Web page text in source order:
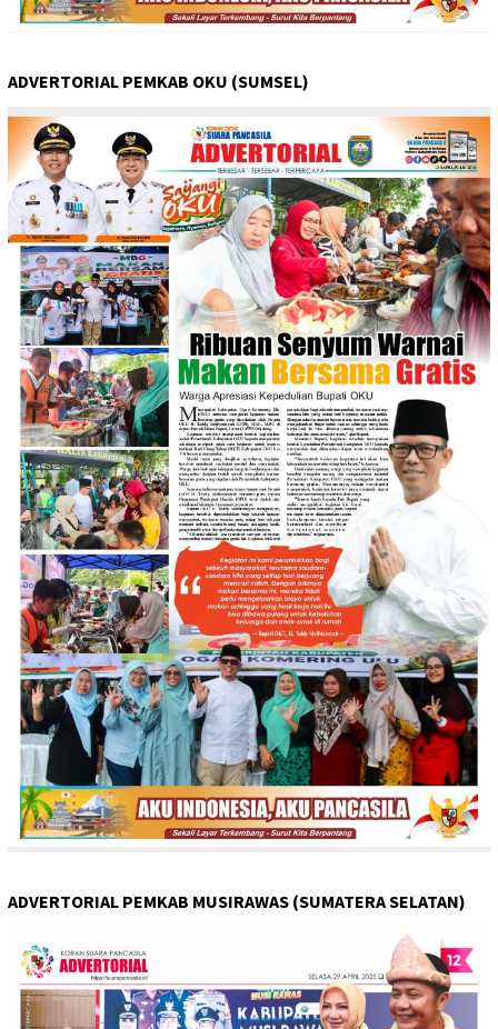
ADVERTORIAL PEMKAB OKU (SUMSEL)
ADVERTORIAL PEMKAB MUSIRAWAS (SUMATERA SELATAN)